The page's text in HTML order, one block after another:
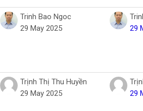
Trinh Bao Ngoc
29 May 2025
29
Trịnh Thị Thu Huyền
29 May 2025
29